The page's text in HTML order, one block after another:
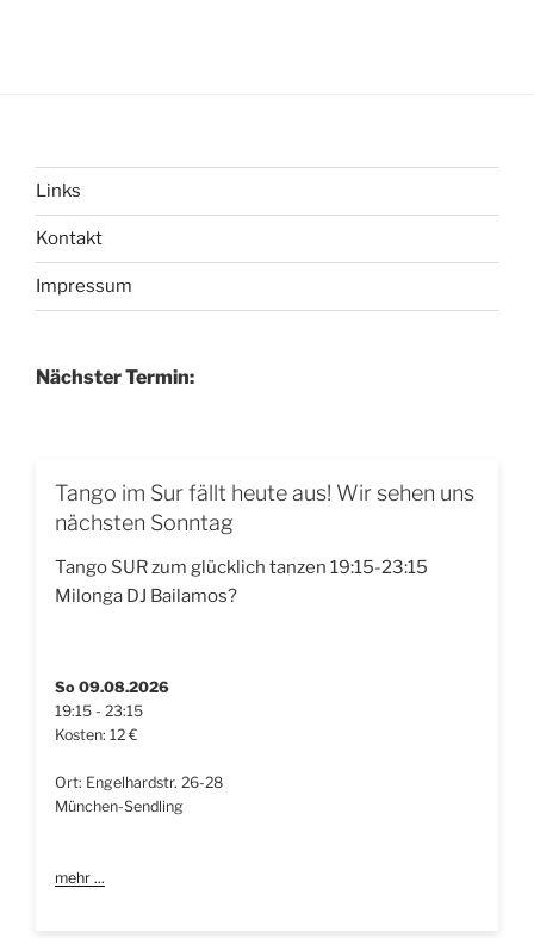
Links
Kontakt
Impressum
Nächster Termin:
Tango im Sur fällt heute aus! Wir sehen uns
nächsten Sonntag
Tango SUR zum glücklich tanzen 19:15-23:15
Milonga DJ Bailamos?
So 09.08.2026
19:15 - 23:15
Kosten: 12 €
Ort: Engelhardstr. 26-28
München-Sendling
mehr ...